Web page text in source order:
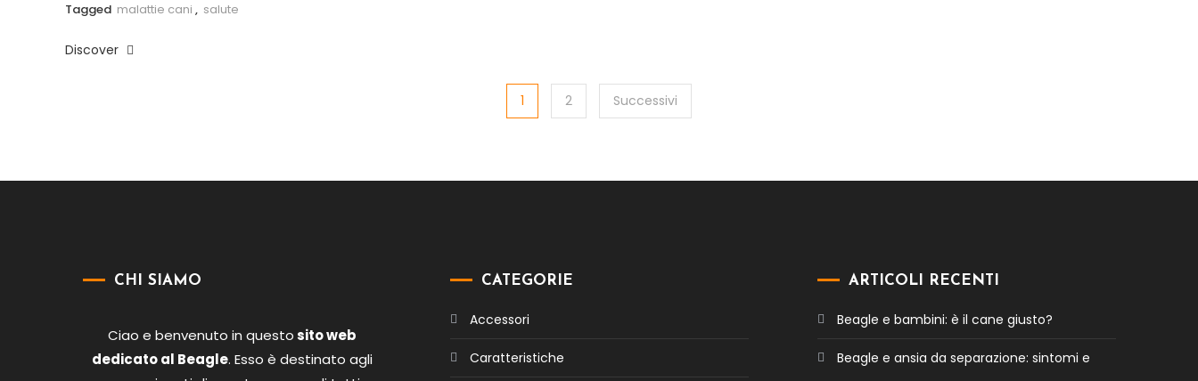
Tagged malattie cani , salute
Discover
articoli
1 2 Successivi
CHI SIAMO
Ciao e benvenuto in questosito web
dedicato al Beagle. Esso è destinato agli
CATEGORIE
Accessori
Caratteristiche
ARTICOLI RECENTI
Beagle e bambini: è il cane giusto?
Beagle e ansia da separazione: sintomi e